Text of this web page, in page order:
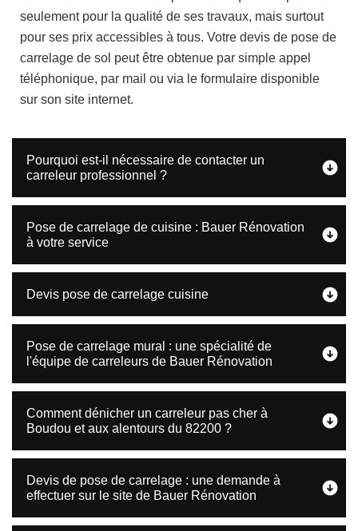
seulement pour la qualité de ses travaux, mais surtout
pour ses prix accessibles à tous. Votre devis de pose de
carrelage de sol peut être obtenue par simple appel
téléphonique, par mail ou via le formulaire disponible
sur son site internet.
Pourquoi est-il nécessaire de contacter un
carreleur professionnel ?
Pose de carrelage de cuisine : Bauer Rénovation
à votre service
Devis pose de carrelage cuisine
Pose de carrelage mural : une spécialité de
l'équipe de carreleurs de Bauer Rénovation
Comment dénicher un carreleur pas cher à
Boudou et aux alentours du 82200 ?
Devis de pose de carrelage : une demande à
effectuer sur le site de Bauer Rénovation